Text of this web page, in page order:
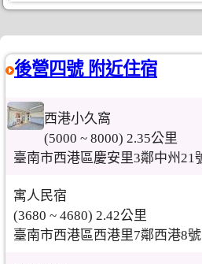
後營四號 附近住宿
西港小久窩
(5000 ~ 8000) 2.35公里
臺南市西港區慶安里3鄰中州21
寓人民宿
(3680 ~ 4680) 2.42公里
臺南市西港區西港里7鄰西港8